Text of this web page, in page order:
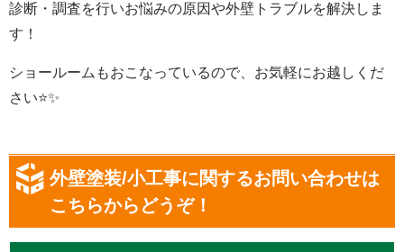
診断・調査を行いお悩みの原因や外壁トラブルを解決しま
す ！
ショールームもおこなっているので、お気軽にお越しくだ
さい⭐️✨
外壁塗装/小工事に関するお問い合わせは
こちらからどうぞ！